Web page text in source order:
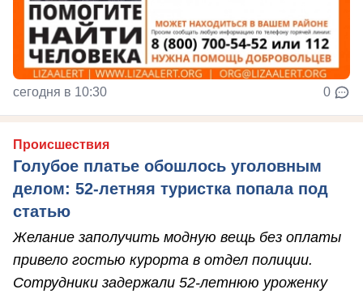
сегодня в 10:30 0
Происшествия
Голубое платье обошлось уголовным
делом: 52-летняя туристка попала под
статью
Желание заполучить модную вещь без оплаты
привело гостью курорта в отдел полиции.
Сотрудники задержали 52-летнюю уроженку